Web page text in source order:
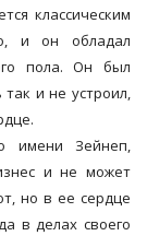
классическим
и он обладал
пола. Он был
и не устроил,
имени Зейнеп,
и не может
но в ее сердце
в делах своего